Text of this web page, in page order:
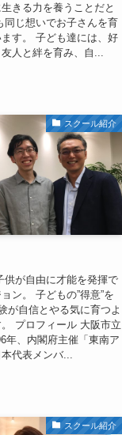
きる力を養うことだと
同じ想いでお子さんを育
す。 子ども達には、好
人と絆を育み、自...
スクール紹介
供が自由に才能を発揮で
ン。 子どもの”得意”を
が自信とやる気に育つよ
プロフィール 大阪市立
年、内閣府主催「東南ア
代表メンバ...
スクール紹介